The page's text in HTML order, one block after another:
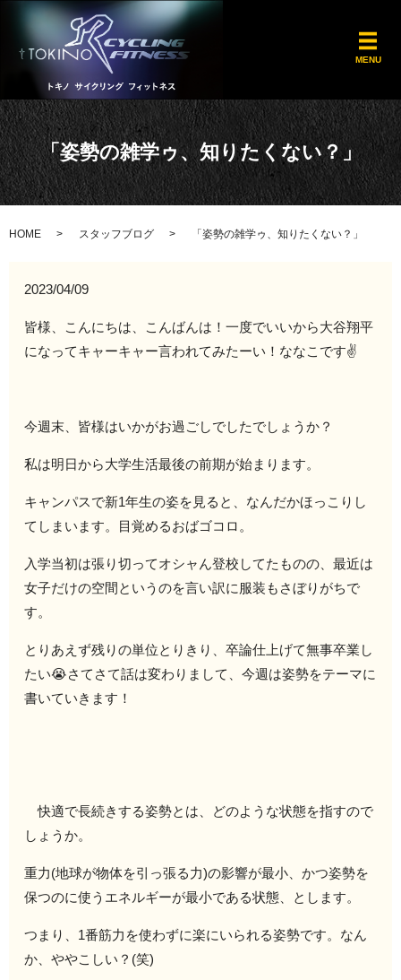
MENU
「姿勢の雑学ゥ、知りたくない？」
HOME スタッフブログ 「姿勢の雑学ゥ、知りたくない？」
2023/04/09
皆様、こんにちは、こんばんは！一度でいいから大谷翔平
になってキャーキャー言われてみたーい！ななこです✌
今週末、皆様はいかがお過ごしでしたでしょうか？
私は明日から大学生活最後の前期が始まります。
キャンパスで新1年生の姿を見ると、なんだかほっこりし
てしまいます。目覚めるおばゴコロ。
入学当初は張り切ってオシャん登校してたものの、最近は
女子だけの空間というのを言い訳に服装もさぼりがちで
す。
とりあえず残りの単位とりきり、卒論仕上げて無事卒業し
たい😭さてさて話は変わりまして、今週は姿勢をテーマに
書いていきます！
快適で長続きする姿勢とは、どのような状態を指すので
しょうか。
重力(地球が物体を引っ張る力)の影響が最小、かつ姿勢を
保つのに使うエネルギーが最小である状態、とします。
つまり、1番筋力を使わずに楽にいられる姿勢です。なん
か、ややこしい？(笑)